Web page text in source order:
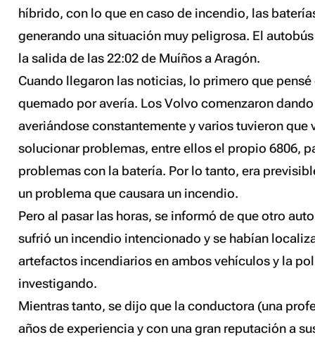
híbrido, con lo que en caso de incendio, las
generando una situación muy peligrosa. El
la salida de las 22:02 de Muíños a Aragón.
Cuando llegaron las noticias, lo primero que pensé
quemado por avería. Los Volvo comenzaron
averiándose constantemente y varios tuvieron que
solucionar problemas, entre ellos el propio 6806,
problemas con la batería. Por lo tanto, era
un problema que causara un incendio.
Pero al pasar las horas, se informó de que otro
sufrió un incendio intencionado y se habían
artefactos incendiarios en ambos vehículos y la
investigando.
Mientras tanto, se dijo que la conductora (una
años de experiencia y con una gran reputación a